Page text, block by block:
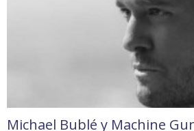
Michael Bublé y Machine